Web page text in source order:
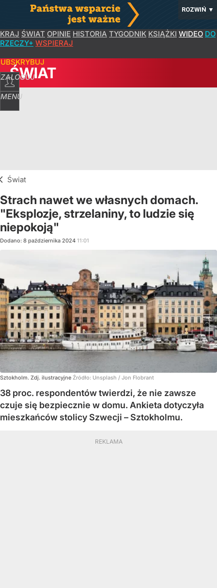
ROZWIŃ ▼
KRAJ ŚWIAT OPINIE HISTORIA TYGODNIK KSIĄŻKI WIDEO DO
RZECZY+ WSPIERAJ
ZALOGUJ
MENU
ŚWIAT
Świat
Strach nawet we własnych domach.
"Eksplozje, strzelaniny, to ludzie się
niepokoją"
Dodano: 8 października 2024 11:01
Sztokholm. Zdj. ilustracyjne Źródło: Unsplash / Jon Flobrant
38 proc. respondentów twierdzi, że nie zawsze
czuje się bezpiecznie w domu. Ankieta dotyczyła
mieszkańców stolicy Szwecji – Sztokholmu.